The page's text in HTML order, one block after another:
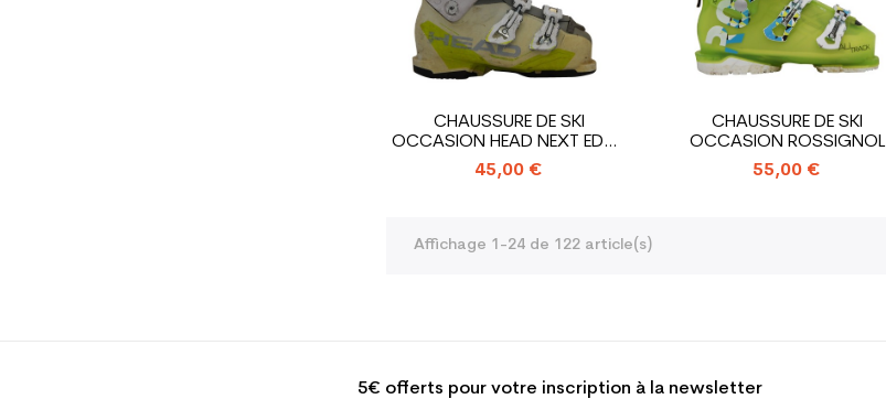
CHAUSSURE DE SKI
OCCASION HEAD NEXT EDGE
75 W
45,00 €
CHAUSSURE DE SKI
OCCASION ROSSIGNOL
ALLTRACK
55,00 €
Affichage 1-24 de 122 article(s)
5€ offerts pour votre inscription à la newsletter